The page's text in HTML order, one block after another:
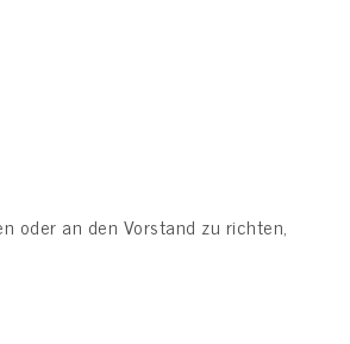
oder an den Vorstand zu richten,